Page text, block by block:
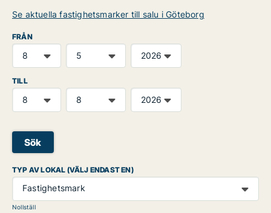
Se aktuella fastighetsmarker till salu i Göteborg
FRÅN
TILL
Sök
TYP AV LOKAL (VÄLJ ENDAST EN)
Fastighetsmark
Nollställ